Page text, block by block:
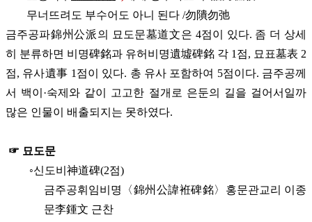
무너뜨려도 부수어도 아니 된다 /勿隤勿弛
금주공파錦州公派의 묘도문墓道文은 4점이 있다. 좀 더 상세
히 분류하면 비명碑銘과 유허비명遺墟碑銘 각 1점, 묘표墓表 2
점, 유사遺事 1점이 있다. 총 유사 포함하여 5점이다. 금주공께
서 백이·숙제와 같이 고고한 절개로 은둔의 길을 걸어서일까
많은 인물이 배출되지는 못하였다.
☞ 묘도문
◦신도비神道碑(2점)
금주공휘임비명〈錦州公諱袵碑銘〉홍문관교리 이종
문李鍾文 근찬